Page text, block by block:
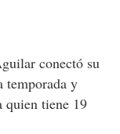
conectó su
temporada y
quien tiene 19